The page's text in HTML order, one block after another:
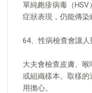
單純皰疹病毒（
症狀表現，仍能傳染
64、性病檢查會讓人
大夫會檢查皮膚、
或組織樣本。取樣
用擔心。